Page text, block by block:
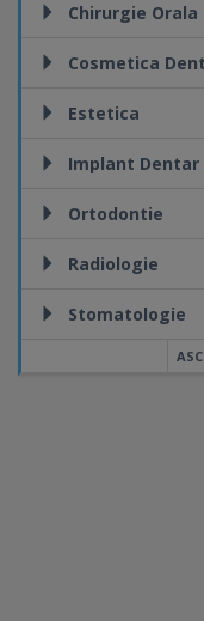
Chirurgie Orala
Cosmetica
Estetica
Implant Dentar
Ortodontie
Radiologie
Stomatologie